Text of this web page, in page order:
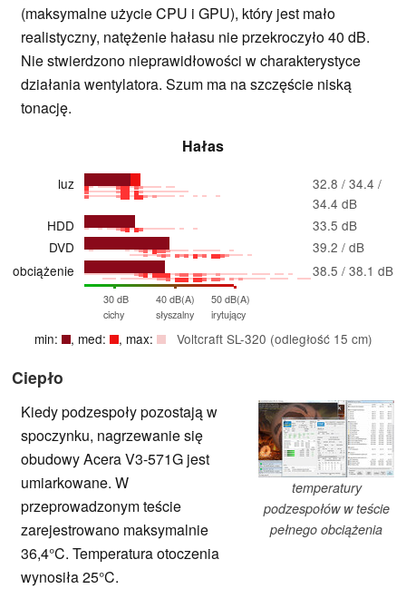
(maksymalne użycie CPU i GPU), który jest mało
realistyczny, natężenie hałasu nie przekroczyło 40 dB.
Nie stwierdzono nieprawidłowości w charakterystyce
działania wentylatora. Szum ma na szczęście niską
tonację.
Hałas
luz
32.8 / 34.4 /
34.4 dB
HDD
33.5 dB
DVD
39.2 / dB
obciążenie
38.5 / 38.1 dB
30 dB
cichy
40 dB(A)
słyszalny
50 dB(A)
irytujący
min: , med: , max: Voltcraft SL-320 (odległość 15 cm)
Ciepło
temperatury
podzespołów w teście
pełnego obciążenia
Kiedy podzespoły pozostają w
spoczynku, nagrzewanie się
obudowy Acera V3-571G jest
umiarkowane. W
przeprowadzonym teście
zarejestrowano maksymalnie
36,4°C. Temperatura otoczenia
wynosiła 25°C.